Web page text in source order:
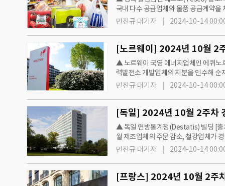
국내 다수 공급업체와 물품 공급계약
간 €2억 유로 상당의 납품계약을…
민진규 대기자 2024-10-14
▲ 노르웨이 국영 에너지업체인 에퀴
력발전소 개발업체의 지분을 인수해
는 2024년 10월7일 오르스테드
민진규 대기자 2024-10-14
▲ 독일 연방통계청(Destatis) 빌딩 [출
월 제조업체의 주문 감소, 철강업체가
Group)은 1일 35만회의 해킹 공격을
민진규 대기자 2024-10-14